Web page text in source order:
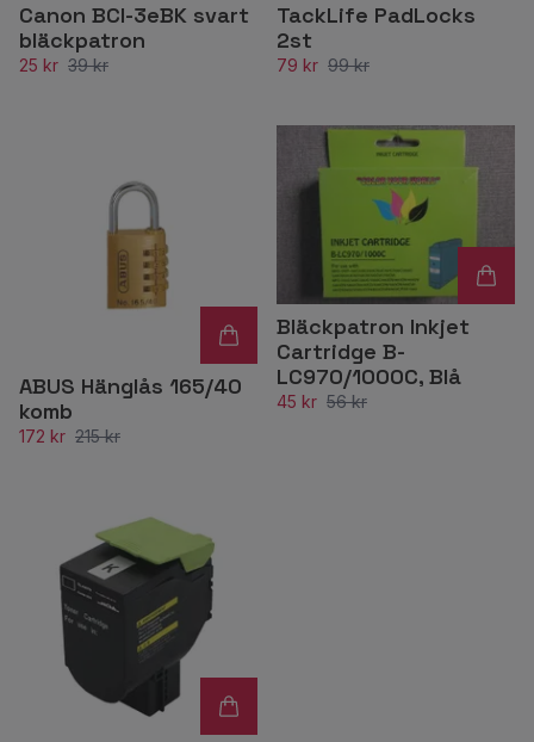
Canon BCI-3eBK svart
bläckpatron
25 kr 39 kr
TackLife PadLocks
2st
79 kr 99 kr
ABUS Hänglås 165/40
komb
172 kr 215 kr
Bläckpatron Inkjet
Cartridge B-
LC970/1000C, Blå
45 kr 56 kr